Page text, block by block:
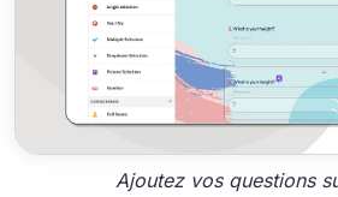
Ajoutez vos questions